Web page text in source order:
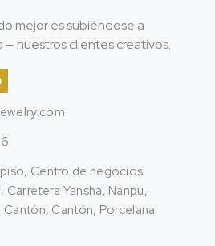
mejor es subiéndose a
nuestros clientes creativos.
Centro de negocios
Carretera Yansha, Nanpu,
Cantón, Porcelana